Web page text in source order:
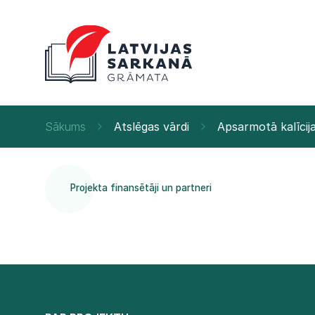
Sākums Atslēgas vārdi Apsarmotā
Projekta finansētāji un partneri